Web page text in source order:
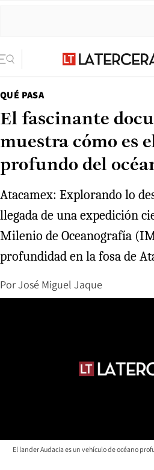
QUÉ PASA
El fascinante
muestra cómo es
profundo del
Atacamex: Explorando lo
llegada de una expedición
Milenio de Oceanografía
profundidad en la fosa de
PorJosé Miguel Jaque
El lander Audacia es un vehículo de océano